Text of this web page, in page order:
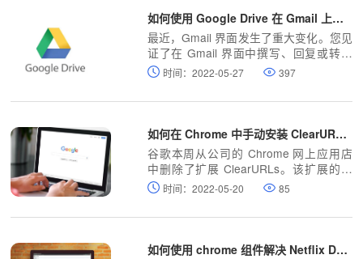
如何使用 Google Drive 在 Gmail 上共享大文件？
最近，Gmail 界面发生了重大变化。您见
证了在 Gmail 界面中撰写、回复或转发
邮件等操作的新弹出窗口。用户接受这些
更改并且也在寻找下一个更改。Google
Drive 与 Gmail 撰写窗口集成在一起。这
更大的文件
时间：2022-05-27 397
如何在 Chrome 中手动安装 ClearURLs 插件？
谷歌本周从公司的 Chrome 网上应用店
中删除了扩展 ClearURLs。该扩展的主
要目的是从网址中删除跟踪元素，以保护
其用户的隐私。
时间：2022-05-20 85
如何使用 chrome 组件解决 Netflix DRM 问题？